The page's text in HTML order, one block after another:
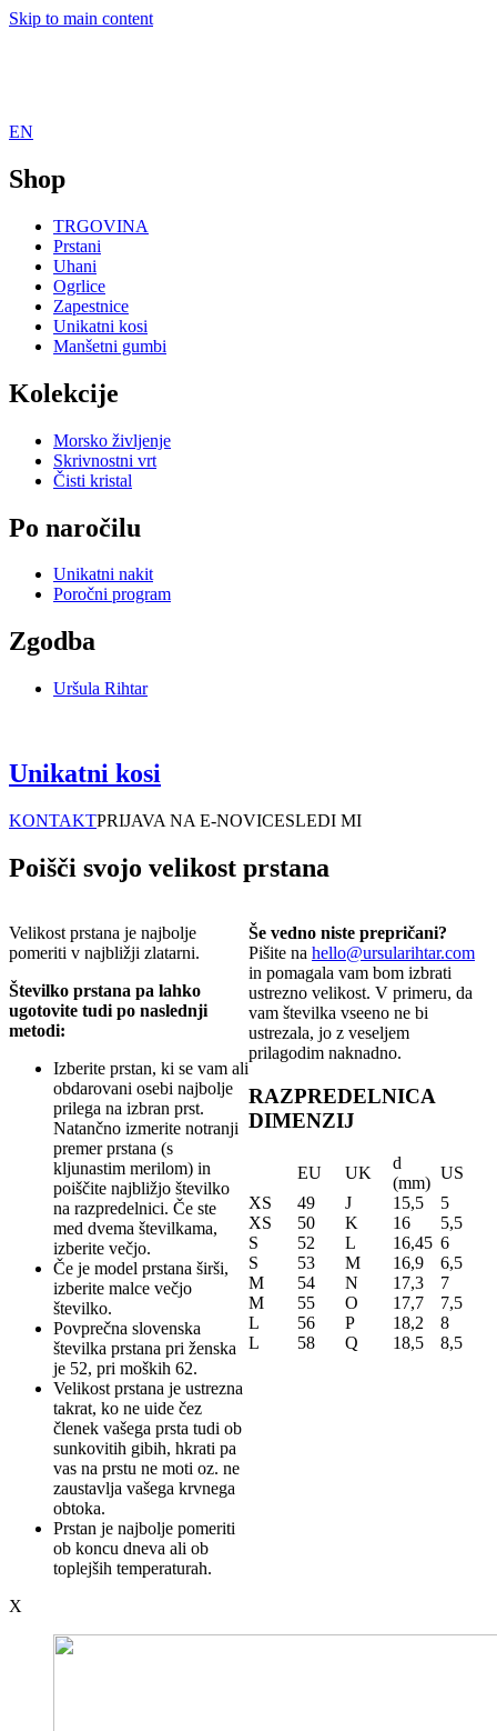
Skip to main content
EN
Shop
TRGOVINA
Prstani
Uhani
Ogrlice
Zapestnice
Unikatni kosi
Manšetni gumbi
Kolekcije
Morsko življenje
Skrivnostni vrt
Čisti kristal
Po naročilu
Unikatni nakit
Poročni program
Zgodba
Uršula Rihtar
Unikatni kosi
KONTAKTPRIJAVA NA E-NOVICESLEDI MI
Poišči svojo velikost prstana
Velikost prstana je najbolje
pomeriti v najbližji zlatarni.
Številko prstana pa lahko
ugotovite tudi po naslednji
metodi:
Izberite prstan, ki se vam ali
obdarovani osebi najbolje
prilega na izbran prst.
Natančno izmerite notranji
premer prstana (s
kljunastim merilom) in
poiščite najbližjo številko
na razpredelnici. Če ste
med dvema številkama,
izberite večjo.
Če je model prstana širši,
izberite malce večjo
številko.
Povprečna slovenska
številka prstana pri ženska
je 52, pri moških 62.
Velikost prstana je ustrezna
takrat, ko ne uide čez
členek vašega prsta tudi ob
sunkovitih gibih, hkrati pa
vas na prstu ne moti oz. ne
zaustavlja vašega krvnega
obtoka.
Prstan je najbolje pomeriti
ob koncu dneva ali ob
toplejših temperaturah.
Še vedno niste prepričani?
Pišite na hello@ursularihtar.com
in pomagala vam bom izbrati
ustrezno velikost. V primeru, da
vam številka vseeno ne bi
ustrezala, jo z veseljem
prilagodim naknadno.
RAZPREDELNICA
DIMENZIJ
EU UK
d
(mm)
US
XS
49 J 15,5
5
XS
50 K 16
5,5
S
52 L 16,45 6
S
53 M 16,9
6,5
M
54 N 17,3
7
M
55 O 17,7
7,5
L
56 P 18,2
8
L
58 Q 18,5 8,5
X